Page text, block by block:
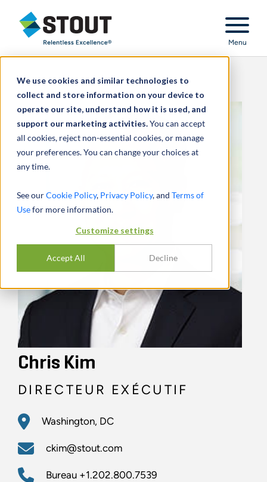
We use cookies and similar technologies to
collect and store information on your device to
operate our site, understand how it is used, and
support our marketing activities.You can accept
all cookies, reject non-essential cookies, or manage
your preferences. You can change your choices at
any time.
See ourCookie Policy, Privacy Policy, and Terms of
Usefor more information.
Customize settings
Accept All Decline
Stout Relentless Excellence
Menu
Chris Kim
DIRECTEUR EXÉCUTIF
Washington, DC
ckim@stout.com
Bureau +1.202.800.7539